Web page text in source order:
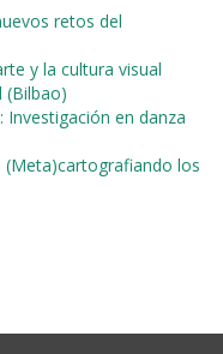
retos del
y la cultura visual
(Bilbao)
Investigación en danza
(Meta)cartografiando los